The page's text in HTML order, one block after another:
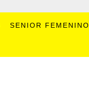
SENIOR FEMENINO